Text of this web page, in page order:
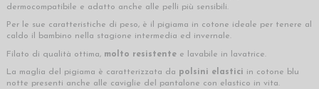
dermocompatibile e adatto anche alle pelli più sensibili.
Per le sue caratteristiche di peso, è il pigiama in cotone ideale per tenere al
caldo il bambino nella stagione intermedia ed invernale.
Filato di qualità ottima, molto resistente e lavabile in lavatrice.
La maglia del pigiama è caratterizzata da polsini elastici in cotone blu
notte presenti anche alle caviglie del pantalone con elastico in vita.